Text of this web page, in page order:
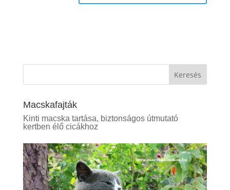
Keresés
Macskafajták
Kinti macska tartása, biztonságos útmutató
kertben élő cicákhoz